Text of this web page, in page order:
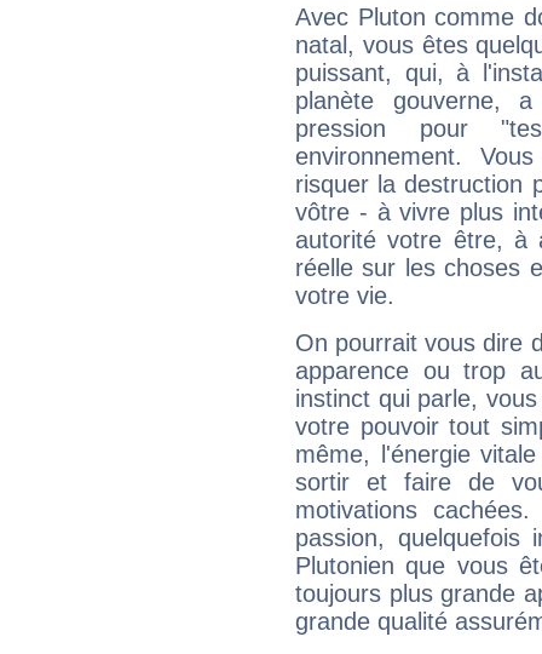
Avec Pluton comme
natal, vous êtes
puissant, qui, à
planète gouverne,
pression pour
environnement.
risquer la destruction
vôtre - à vivre plus
autorité votre être, à
réelle sur les choses
votre vie.
On pourrait vous dire
apparence ou trop
instinct qui parle,
votre pouvoir tout
même, l'énergie
sortir et faire de
motivations
passion, quelquefois
Plutonien que vous
toujours plus grande
grande qualité